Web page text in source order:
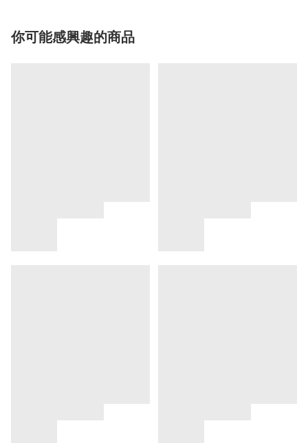
你可能感興趣的商品